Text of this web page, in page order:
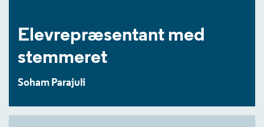
Elevrepræsentant med
stemmeret
Soham Parajuli